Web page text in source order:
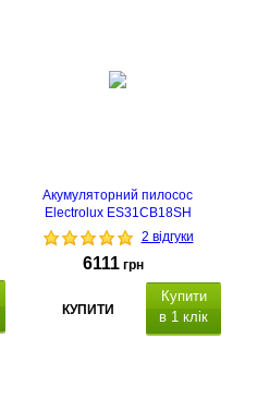
Акумуляторний пилосос
Electrolux ES31CB18SH
2 відгуки
6111 грн
КУПИТИ
Купити
в 1 клік